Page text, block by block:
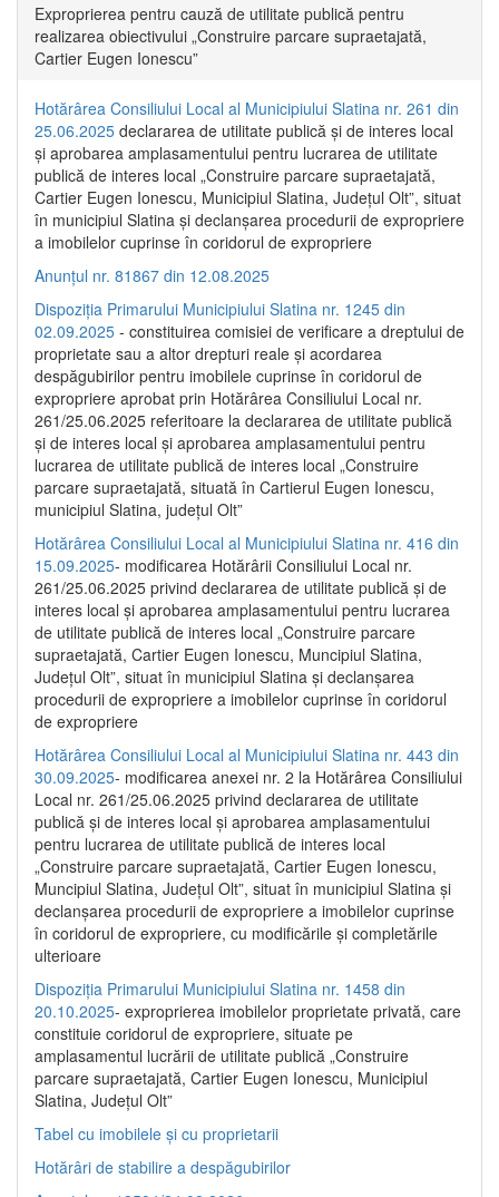
Exproprierea pentru cauză de utilitate publică pentru
realizarea obiectivului „Construire parcare supraetajată,
Cartier Eugen Ionescu”
Hotărârea Consiliului Local al Municipiului Slatina nr. 261 din
25.06.2025 declararea de utilitate publică și de interes local
și aprobarea amplasamentului pentru lucrarea de utilitate
publică de interes local „Construire parcare supraetajată,
Cartier Eugen Ionescu, Municipiul Slatina, Județul Olt”, situat
în municipiul Slatina și declanșarea procedurii de expropriere
a imobilelor cuprinse în coridorul de expropriere
Anunțul nr. 81867 din 12.08.2025
Dispoziția Primarului Municipiului Slatina nr. 1245 din
02.09.2025 - constituirea comisiei de verificare a dreptului de
proprietate sau a altor drepturi reale și acordarea
despăgubirilor pentru imobilele cuprinse în coridorul de
expropriere aprobat prin Hotărârea Consiliului Local nr.
261/25.06.2025 referitoare la declararea de utilitate publică
și de interes local și aprobarea amplasamentului pentru
lucrarea de utilitate publică de interes local „Construire
parcare supraetajată, situată în Cartierul Eugen Ionescu,
municipiul Slatina, județul Olt”
Hotărârea Consiliului Local al Municipiului Slatina nr. 416 din
15.09.2025- modificarea Hotărârii Consiliului Local nr.
261/25.06.2025 privind declararea de utilitate publică și de
interes local și aprobarea amplasamentului pentru lucrarea
de utilitate publică de interes local „Construire parcare
supraetajată, Cartier Eugen Ionescu, Muncipiul Slatina,
Județul Olt”, situat în municipiul Slatina și declanșarea
procedurii de expropriere a imobilelor cuprinse în coridorul
de expropriere
Hotărârea Consiliului Local al Municipiului Slatina nr. 443 din
30.09.2025- modificarea anexei nr. 2 la Hotărârea Consiliului
Local nr. 261/25.06.2025 privind declararea de utilitate
publică şi de interes local şi aprobarea amplasamentului
pentru lucrarea de utilitate publică de interes local
„Construire parcare supraetajată, Cartier Eugen Ionescu,
Muncipiul Slatina, Judeţul Olt”, situat în municipiul Slatina şi
declanşarea procedurii de expropriere a imobilelor cuprinse
în coridorul de expropriere, cu modificările şi completările
ulterioare
Dispoziția Primarului Municipiului Slatina nr. 1458 din
20.10.2025- exproprierea imobilelor proprietate privată, care
constituie coridorul de expropriere, situate pe
amplasamentul lucrării de utilitate publică „Construire
parcare supraetajată, Cartier Eugen Ionescu, Municipiul
Slatina, Județul Olt”
Tabel cu imobilele și cu proprietarii
Hotărâri de stabilire a despăgubirilor